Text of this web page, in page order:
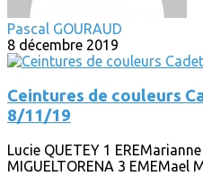
Pascal GOURAUD
8 décembre 2019
Ceintures de couleurs
8/11/19
Lucie QUETEY 1
MIGUELTORENA 3 EMEMael